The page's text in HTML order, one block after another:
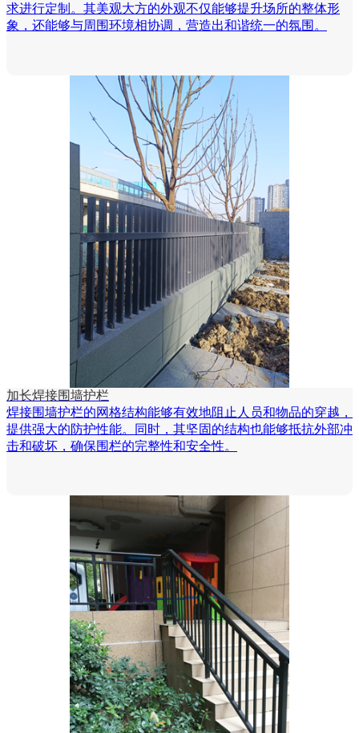
求进行定制。其美观大方的外观不仅能够提升场所的整体形
象，还能够与周围环境相协调，营造出和谐统一的氛围。
加长焊接围墙护栏
焊接围墙护栏的网格结构能够有效地阻止人员和物品的穿越，
提供强大的防护性能。同时，其坚固的结构也能够抵抗外部冲
击和破坏，确保围栏的完整性和安全性。